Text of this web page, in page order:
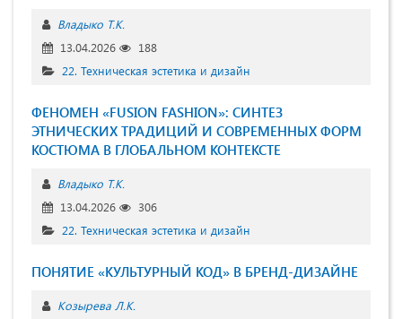
Владыко Т.К.
13.04.2026
188
22. Техническая эстетика и дизайн
ФЕНОМЕН «FUSION FASHION»: СИНТЕЗ
ЭТНИЧЕСКИХ ТРАДИЦИЙ И СОВРЕМЕННЫХ ФОРМ
КОСТЮМА В ГЛОБАЛЬНОМ КОНТЕКСТЕ
Владыко Т.К.
13.04.2026
306
22. Техническая эстетика и дизайн
ПОНЯТИЕ «КУЛЬТУРНЫЙ КОД» В БРЕНД-ДИЗАЙНЕ
Козырева Л.К.